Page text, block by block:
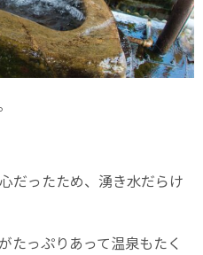
だったため、湧き水だらけ
たっぷりあって温泉もたく